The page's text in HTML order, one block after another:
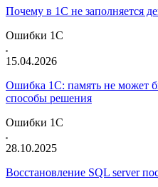
Почему в 1С не заполняется
Ошибки 1С
15.04.2026
Ошибка 1С: память не может
способы решения
Ошибки 1С
28.10.2025
Восстановление SQL server